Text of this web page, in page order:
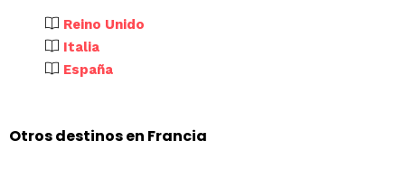
Reino Unido
Italia
España
Otros destinos en Francia